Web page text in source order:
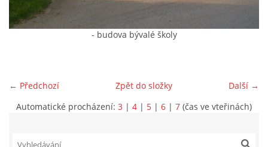
VIDEA Z DRONU
"KNIHOBUDKY"
- budova bývalé školy
← Předchozí Další →
Zpět do složky
Automatické procházení: 3 | 4 | 5 | 6 | 7 (čas ve vteřinách)